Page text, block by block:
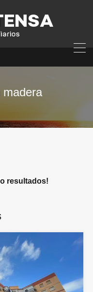
madera
resultados!